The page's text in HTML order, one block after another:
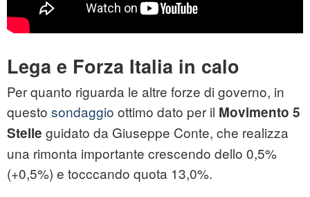
Lega e Forza Italia in calo
Per quanto riguarda le altre forze di governo, in
questo sondaggio ottimo dato per il Movimento 5
Stelle guidato da Giuseppe Conte, che realizza
una rimonta importante crescendo dello 0,5%
(+0,5%) e tocccando quota 13,0%.